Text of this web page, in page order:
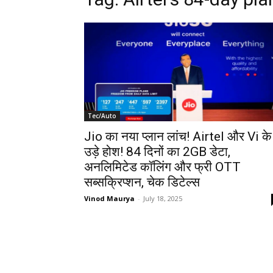
Tec/Auto
Jio का नया प्लान लांच! Airtel और Vi के
उड़े होश! 84 दिनों का 2GB डेटा,
अनलिमिटेड कॉलिंग और फ्री OTT
सब्सक्रिप्शन, चेक डिटेल्स
Vinod Maurya - July 18, 2025